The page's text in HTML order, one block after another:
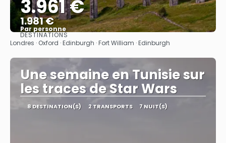
3.961 €
1.981 €
Par personne
Afficher
DESTINATIONS
Londres · Oxford · Edinburgh · Fort William · Edinburgh
Une semaine en Tunisie sur
les traces de Star Wars
8 DESTINATION(S) 2 TRANSPORTS 7 NUIT(S)